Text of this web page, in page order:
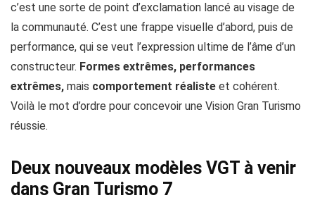
c’est une sorte de point d’exclamation lancé au visage de
la communauté. C’est une frappe visuelle d’abord, puis de
performance, qui se veut l’expression ultime de l’âme d’un
constructeur. Formes extrêmes, performances
extrêmes, mais comportement réaliste et cohérent.
Voilà le mot d’ordre pour concevoir une Vision Gran Turismo
réussie.
Deux nouveaux modèles VGT à venir
dans Gran Turismo 7